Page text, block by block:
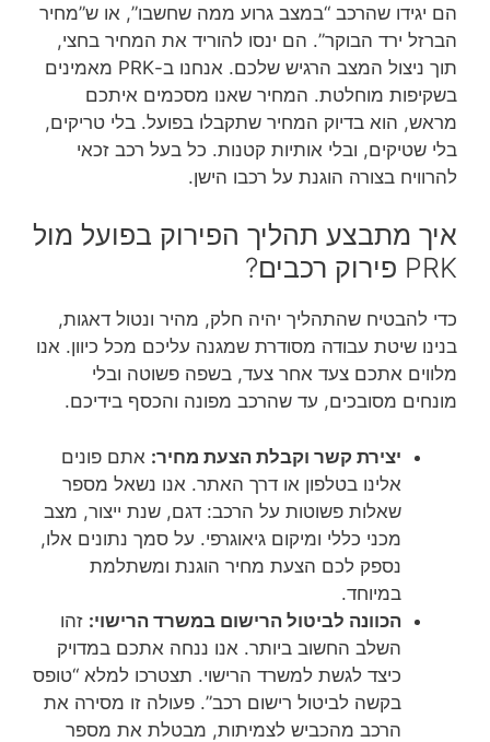
הם יגידו שהרכב “במצב גרוע ממה שחשבו”, או ש”מחיר
הברזל ירד הבוקר”. הם ינסו להוריד את המחיר בחצי,
תוך ניצול המצב הרגיש שלכם. אנחנו ב-PRK מאמינים
בשקיפות מוחלטת. המחיר שאנו מסכמים איתכם
מראש, הוא בדיוק המחיר שתקבלו בפועל. בלי טריקים,
בלי שטיקים, ובלי אותיות קטנות. כל בעל רכב זכאי
להרוויח בצורה הוגנת על רכבו הישן.
איך מתבצע תהליך הפירוק בפועל מול
PRK פירוק רכבים?
כדי להבטיח שהתהליך יהיה חלק, מהיר ונטול דאגות,
בנינו שיטת עבודה מסודרת שמגנה עליכם מכל כיוון. אנו
מלווים אתכם צעד אחר צעד, בשפה פשוטה ובלי
מונחים מסובכים, עד שהרכב מפונה והכסף בידיכם.
יצירת קשר וקבלת הצעת מחיר: אתם פונים
אלינו בטלפון או דרך האתר. אנו נשאל מספר
שאלות פשוטות על הרכב: דגם, שנת ייצור, מצב
מכני כללי ומיקום גיאוגרפי. על סמך נתונים אלו,
נספק לכם הצעת מחיר הוגנת ומשתלמת
במיוחד.
הכוונה לביטול הרישום במשרד הרישוי: זהו
השלב החשוב ביותר. אנו ננחה אתכם במדויק
כיצד לגשת למשרד הרישוי. תצטרכו למלא “טופס
בקשה לביטול רישום רכב”. פעולה זו מסירה את
הרכב מהכביש לצמיתות, מבטלת את מספר